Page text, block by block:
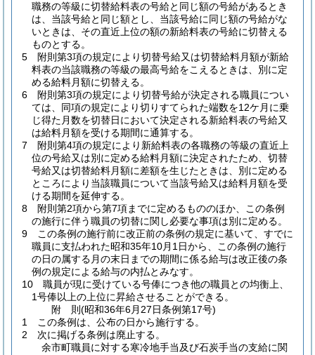
職務の等級に切替給料表の号給と同じ額の号給があるとき
は、当該号給と同じ額とし、当該号給に同じ額の号給がな
いときは、その直近上位の額の新給料表の号給に切替える
ものとする。
5
附則第3項の規定により切替号給又は切替給料月額が新給
料表の当該職務の等級の最高号給をこえるときは、別に定
める給料月額に切替える。
6
附則第3項の規定により切替号給が決定される職員につい
ては、同項の規定により切りすてられた端数を12ケ月に乗
じ得た月数を切替日において決定される新給料表の号給又
は給料月額を受ける期間に通算する。
7
附則第4項の規定により新給料表の各職務の等級の直近上
位の号給又は別に定める給料月額に決定されたため、切替
号給又は切替給料月額に差額を生じたときは、別に定める
ところにより当該職員について当該号給又は給料月額を受
ける期間を延伸する。
8
附則第2項から第7項までに定めるもののほか、この条例
の施行に伴う職員の切替に関し必要な事項は別に定める。
9
この条例の施行前に改正前の条例の規定に基いて、すでに
職員に支払われた昭和35年10月1日から、この条例の施行
の日の属する月の末日までの期間に係る給与は改正後の条
例の規定による給与の内払とみなす。
10
職員が現に受けている号俸につき他の職員との均衡上、
1号俸以上の上位に昇給させることができる。
附 則(昭和36年6月27日条例第17号)
1
この条例は、公布の日から施行する。
2
次に掲げる条例は廃止する。
余市町職員に対する寒冷地手当及び石炭手当の支給に関